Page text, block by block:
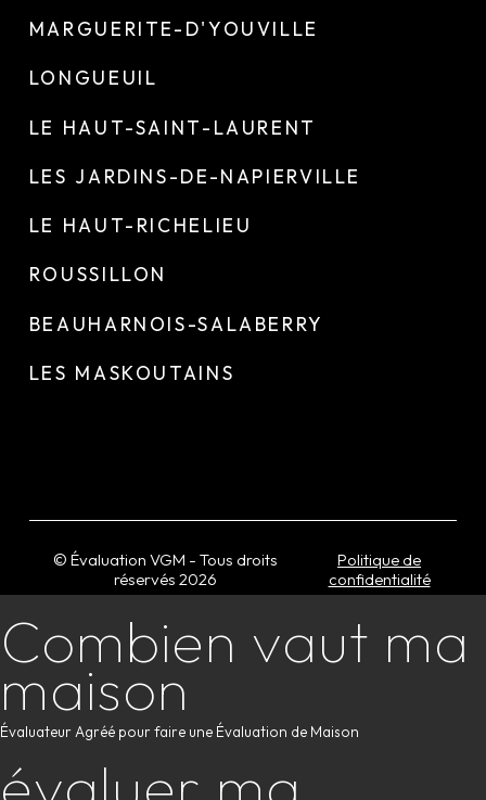
MARGUERITE-D'YOUVILLE
LONGUEUIL
LE HAUT-SAINT-LAURENT
LES JARDINS-DE-NAPIERVILLE
LE HAUT-RICHELIEU
ROUSSILLON
BEAUHARNOIS-SALABERRY
LES MASKOUTAINS
© Évaluation VGM - Tous droits
réservés 2026
Politique de
confidentialité
Combien vaut ma
maison
Évaluateur Agréé pour faire une Évaluation de Maison